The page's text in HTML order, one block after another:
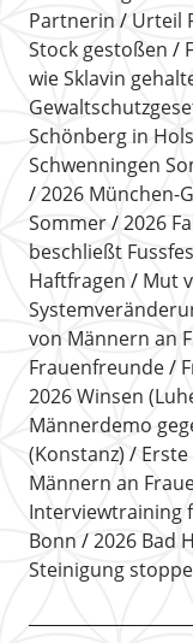
Partnerin
Urteil
Stock gestoßen
wie Sklavin
Schönberg in
Schwenningen
2026 München-
Sommer
2026
beschließt
Haftfragen
Mut
von Männern an
Frauenfreunde
2026 Winsen
Männerdemo
(Konstanz)
Männern an
Interviewtraining
Bonn
2026 Bad
Steinigung